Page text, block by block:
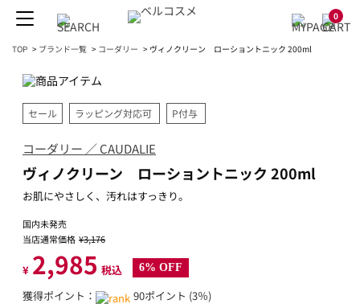
0
TOP > ブランド一覧 > コーダリー > ヴィノクリーン ローショントニック 200ml
セール ラッピング対応可 P付与
コーダリー ／ CAUDALIE
ヴィノクリーン ローショントニック 200ml
お肌にやさしく、汚れはすっきり。
国内未発売
当店通常価格 ¥3,176
¥ 2,985 税込 6% OFF
獲得ポイント： 90ポイント (3％)